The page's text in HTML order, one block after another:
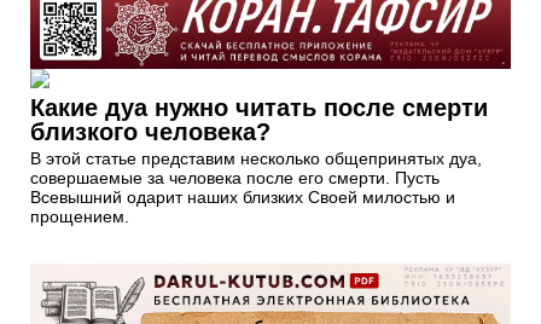
Какие дуа нужно читать после смерти
близкого человека?
В этой статье представим несколько общепринятых дуа,
совершаемые за человека после его смерти. Пусть
Всевышний одарит наших близких Своей милостью и
прощением.